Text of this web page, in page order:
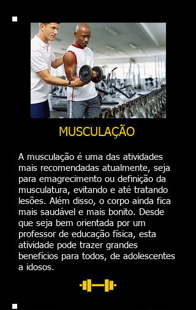
MUSCULAÇÃO
A musculação é uma das atividades
mais recomendadas atualmente, seja
para emagrecimento ou definição da
musculatura, evitando e até tratando
lesões. Além disso, o corpo ainda fica
mais saudável e mais bonito. Desde
que seja bem orientada por um
professor de educação física, esta
atividade pode trazer grandes
benefícios para todos, de adolescentes
a idosos.